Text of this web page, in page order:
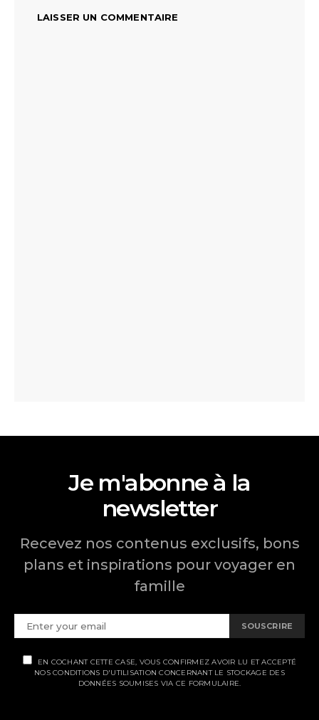
LAISSER UN COMMENTAIRE
Je m'abonne à la
newsletter
Recevez nos contenus exclusifs, bons
plans et inspirations pour voyager en
famille
SOUSCRIRE
EN COCHANT CETTE CASE, VOUS CONFIRMEZ AVOIR LU ET ACCEPTÉ
NOS CONDITIONS D'UTILISATION CONCERNANT LE STOCKAGE DES
DONNÉES SOUMISES VIA CE FORMULAIRE.